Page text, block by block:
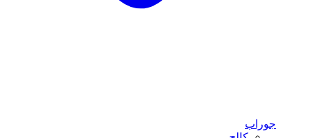
جوراب